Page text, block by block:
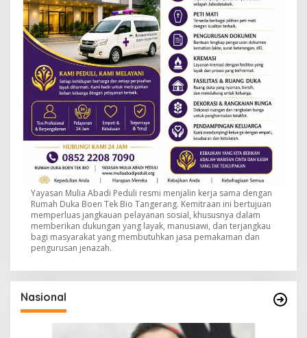
Yayasan Mulia Abadi Peduli resmi menjalin kerja sama dengan
Rumah Duka Boen Tek Bio Tangerang. Kemitraan ini bertujuan
memperluas jangkauan pelayanan sosial, khususnya dalam
memberikan dukungan yang layak, manusiawi, dan terjangkau
bagi masyarakat yang membutuhkan jasa pemakaman dan
pengurusan jenazah.
Nasional